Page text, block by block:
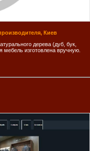
Киев
дерева (дуб, бук,
изготовлена вручную.